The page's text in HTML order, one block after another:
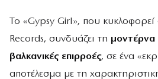
Το «Gypsy Girl», που κυκλοφορεί
Records, συνδυάζει τη μοντέρνα
βαλκανικές επιρροές, σε ένα
αποτέλεσμα με τη